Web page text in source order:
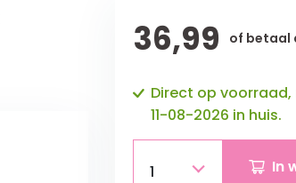
36,99 of betaal
Direct op
11-08-2026 in huis.
1 In